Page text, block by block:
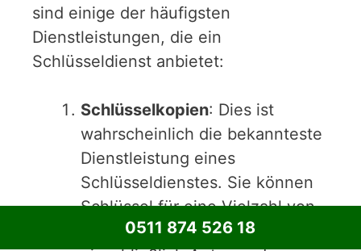
sind einige der häufigsten
Dienstleistungen, die ein
Schlüsseldienst anbietet:
Schlüsselkopien: Dies ist
wahrscheinlich die bekannteste
Dienstleistung eines
Schlüsseldienstes. Sie können
Schlüssel für eine Vielzahl von
Schlössern kopieren,
0511 874 526 18